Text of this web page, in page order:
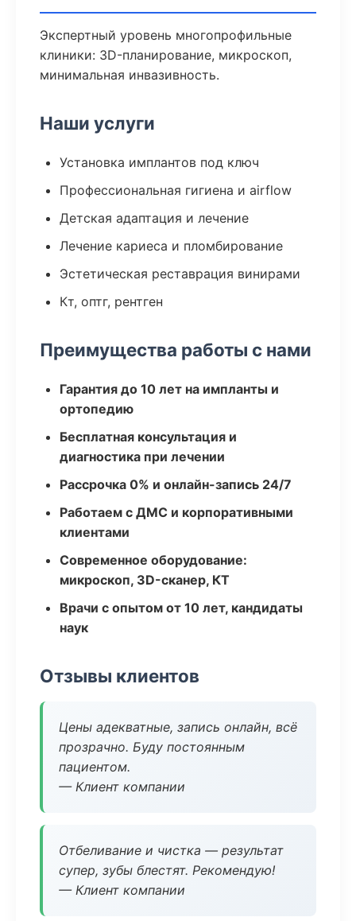
Экспертный уровень многопрофильные
клиники: 3D-планирование, микроскоп,
минимальная инвазивность.
Наши услуги
Установка имплантов под ключ
Профессиональная гигиена и airflow
Детская адаптация и лечение
Лечение кариеса и пломбирование
Эстетическая реставрация винирами
Кт, оптг, рентген
Преимущества работы с нами
Гарантия до 10 лет на импланты и
ортопедию
Бесплатная консультация и
диагностика при лечении
Рассрочка 0% и онлайн-запись 24/7
Работаем с ДМС и корпоративными
клиентами
Современное оборудование:
микроскоп, 3D-сканер, КТ
Врачи с опытом от 10 лет, кандидаты
наук
Отзывы клиентов
Цены адекватные, запись онлайн, всё
прозрачно. Буду постоянным
пациентом.
— Клиент компании
Отбеливание и чистка — результат
супер, зубы блестят. Рекомендую!
— Клиент компании